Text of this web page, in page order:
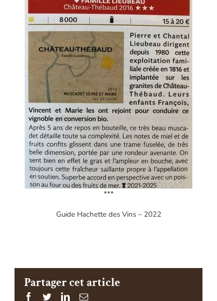
***
Guide Hachette des Vins – 2022
Partager cet article
Facebook
TwitterLinkedinEmail